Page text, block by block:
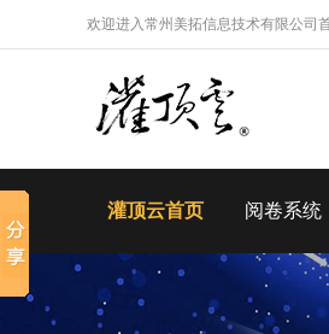
欢迎进入常州美拓信息技术有限公司
灌顶云首页 阅卷系统